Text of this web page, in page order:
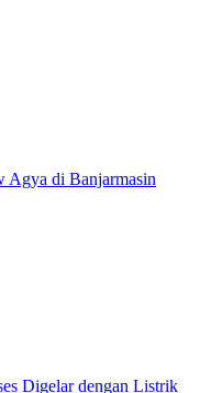
Agya di Banjarmasin
Digelar dengan Listrik